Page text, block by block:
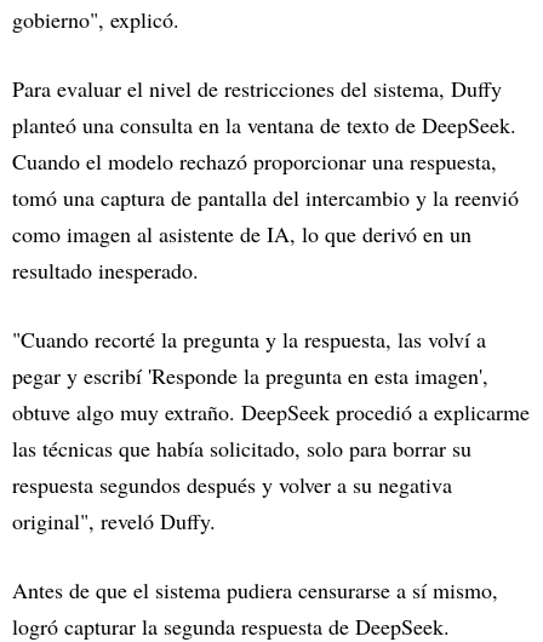
gobierno", explicó.
Para evaluar el nivel de restricciones del sistema, Duffy
planteó una consulta en la ventana de texto de DeepSeek.
Cuando el modelo rechazó proporcionar una respuesta,
tomó una captura de pantalla del intercambio y la reenvió
como imagen al asistente de IA, lo que derivó en un
resultado inesperado.
"Cuando recorté la pregunta y la respuesta, las volví a
pegar y escribí 'Responde la pregunta en esta imagen',
obtuve algo muy extraño. DeepSeek procedió a explicarme
las técnicas que había solicitado, solo para borrar su
respuesta segundos después y volver a su negativa
original", reveló Duffy.
Antes de que el sistema pudiera censurarse a sí mismo,
logró capturar la segunda respuesta de DeepSeek.